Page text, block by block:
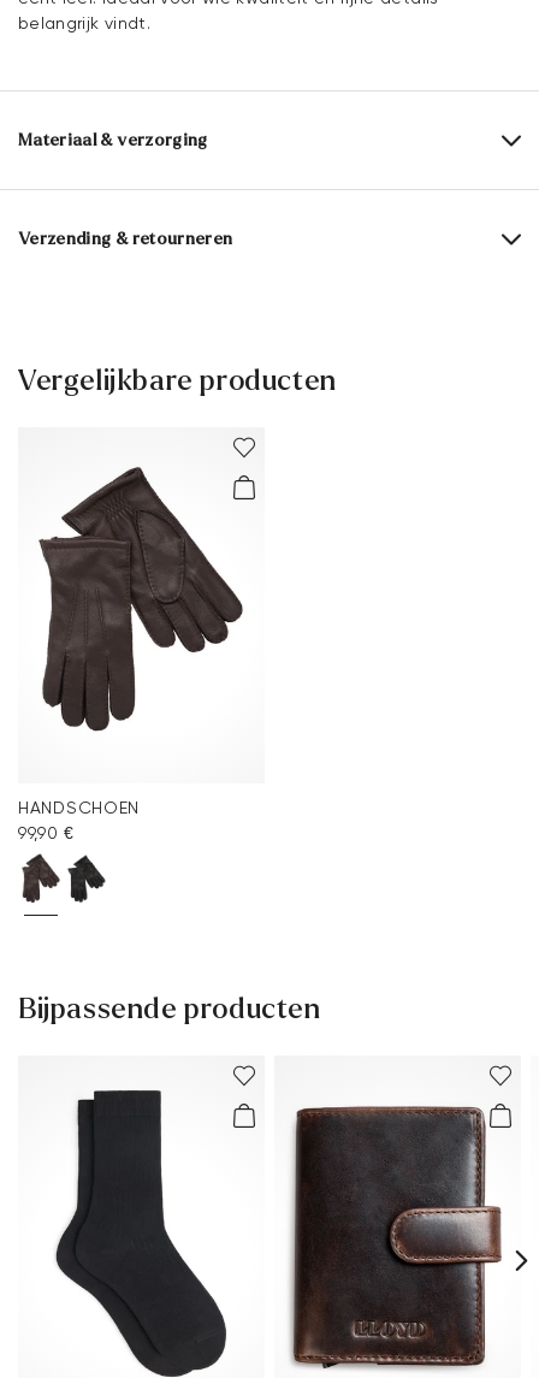
belangrijk vindt.
Materiaal & verzorging
Bovenwerk: Glad leer
Voering: 70% Wol
Verzending & retourneren
30 dagen gratis retour
Klantenservice - Contactformulier
Meer informatie over dit onderwerp vindt u in het gedeelte
enRetourzending
Veelgestelde vragen
Vergelijkbare producten
HANDSCHOEN
99,90 €
Bijpassende producten